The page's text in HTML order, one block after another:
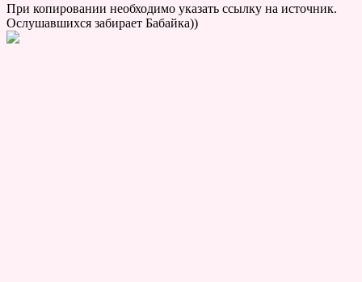
При копировании необходимо указать ссылку на источник.
Ослушавшихся забирает Бабайка))